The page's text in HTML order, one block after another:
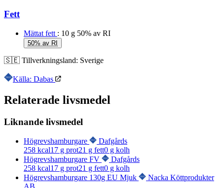
Fett
Mättat fett : 10 g 50% av RI
50% av RI
🇸🇪 Tillverkningsland: Sverige
Källa: Dabas
Relaterade livsmedel
Liknande livsmedel
Högrevshamburgare
Dafgårds
258 kcal17 g prot21 g fett0 g kolh
Högrevshamburgare FV
Dafgårds
258 kcal17 g prot21 g fett0 g kolh
Högrevshamburgare 130g EU Mjuk
Nacka Köttprodukter